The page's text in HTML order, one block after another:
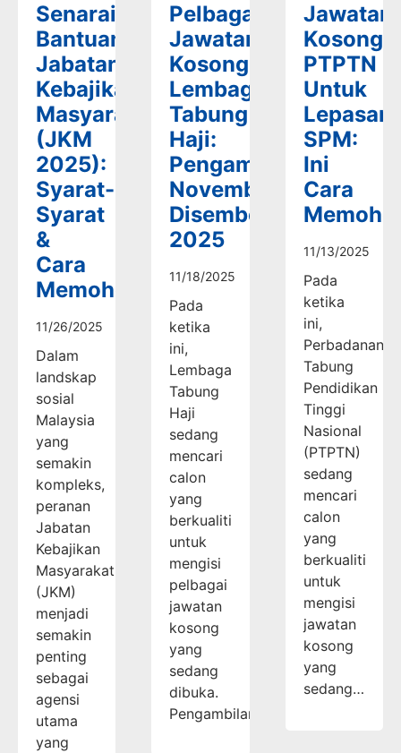
Senarai
Bantuan
Jabatan
Kebajikan
Masyarakat
(JKM
2025):
Syarat-
Syarat
&
Cara
Memohon
11/26/2025
Dalam
landskap
sosial
Malaysia
yang
semakin
kompleks,
peranan
Jabatan
Kebajikan
Masyarakat
(JKM)
menjadi
semakin
penting
sebagai
agensi
utama
yang
Pelbagai
Jawatan
Kosong
Lembaga
Tabung
Haji:
Pengambilan
November-
Disember
2025
11/18/2025
Pada
ketika
ini,
Lembaga
Tabung
Haji
sedang
mencari
calon
yang
berkualiti
untuk
mengisi
pelbagai
jawatan
kosong
yang
sedang
dibuka.
Pengambilan…
Jawatan
Kosong
PTPTN
Untuk
Lepasan
SPM:
Ini
Cara
11/13/2025
Pada
ketika
ini,
Perbadanan
Tabung
Pendidikan
Tinggi
Nasional
(PTPTN)
sedang
mencari
calon
yang
berkualiti
untuk
mengisi
jawatan
kosong
yang
sedang…